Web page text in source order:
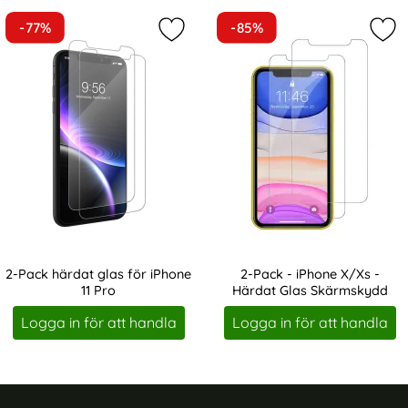
-77%
2-Pack härdat glas för iPhone
11 Pro
Art. nr 1099
Logga in för att handla
Markera 2-Pack härdat glas för
-85%
2-Pack - iPhone X/Xs -
Härdat Glas Skärmskydd
Art. nr 4640
Logga in för att handla